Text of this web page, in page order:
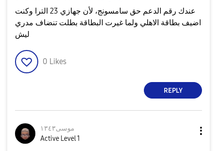
عندك رقم الدعم حق سامسونج، لأن جهازي 23 الترا وكنت
اضيف بطاقة الاهلي ولما غيرت البطاقة بطلت تنضاف مدري
ليش
0 Likes
REPLY
موسى١٣٤٣
Active Level 1